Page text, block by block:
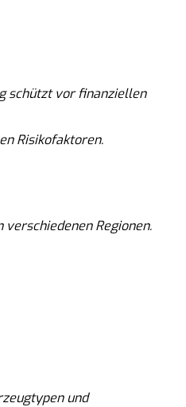
schützt vor finanziellen
Risikofaktoren.
Regionen.
und